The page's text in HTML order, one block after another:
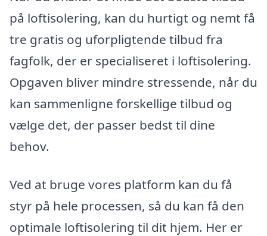
på loftisolering, kan du hurtigt og nemt få
tre gratis og uforpligtende tilbud fra
fagfolk, der er specialiseret i loftisolering.
Opgaven bliver mindre stressende, når du
kan sammenligne forskellige tilbud og
vælge det, der passer bedst til dine
behov.
Ved at bruge vores platform kan du få
styr på hele processen, så du kan få den
optimale loftisolering til dit hjem. Her er